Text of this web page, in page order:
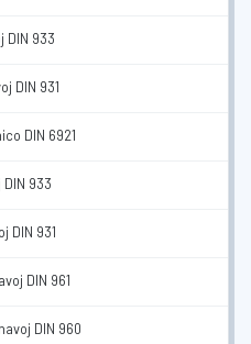
DIN 933
DIN 931
DIN 6921
933
DIN 931
DIN 961
DIN 960